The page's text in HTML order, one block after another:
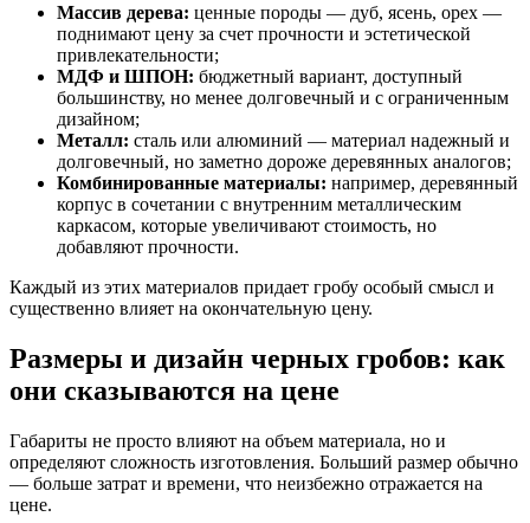
Массив дерева: ценные породы — дуб, ясень, орех —
поднимают цену за счет прочности и эстетической
привлекательности;
МДФ и ШПОН: бюджетный вариант, доступный
большинству, но менее долговечный и с ограниченным
дизайном;
Металл: сталь или алюминий — материал надежный и
долговечный, но заметно дороже деревянных аналогов;
Комбинированные материалы: например, деревянный
корпус в сочетании с внутренним металлическим
каркасом, которые увеличивают стоимость, но
добавляют прочности.
Каждый из этих материалов придает гробу особый смысл и
существенно влияет на окончательную цену.
Размеры и дизайн черных гробов: как
они сказываются на цене
Габариты не просто влияют на объем материала, но и
определяют сложность изготовления. Больший размер обычно
— больше затрат и времени, что неизбежно отражается на
цене.